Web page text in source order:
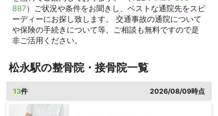
887）ご状況や条件をお聞きし、ベストな通院先をスピ
ーディーにお探し致します。 交通事故の通院について
や保険の手続きについて等、ご相談も無料ですので是
非ご活用ください。
松永駅の整骨院・接骨院一覧
13件 2026/08/09時点